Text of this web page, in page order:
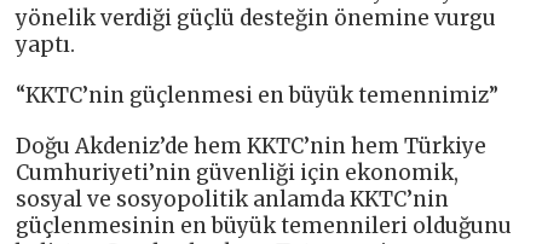
yönelik verdiği güçlü desteğin önemine vurgu
yaptı.
“KKTC’nin güçlenmesi en büyük temennimiz”
Doğu Akdeniz’de hem KKTC’nin hem Türkiye
Cumhuriyeti’nin güvenliği için ekonomik,
sosyal ve sosyopolitik anlamda KKTC’nin
güçlenmesinin en büyük temennileri olduğunu